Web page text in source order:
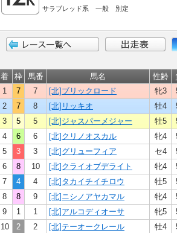
サラブレッド系 一般 別定
着 枠 馬番 馬名 性齢
1
7 7 [北]ブリックロード 牝3
2
7 8 [北]リッキオ 牡4
3
5 5 [北]ジャスパーメジャー 牡5
4
6 6 [北]クリノオスカル 牝4
5
3 3 [北]グリューフィア セ4
6
8 10 [北]クライオブデライト 牝4
7
4 4 [北]タカイチイチロウ 牡5
8
8 9 [北]ニシノアヤカマル 牝4
9
1 1 [北]アルコディオーサ 牝5
10
2 2 [北]テーオークレール 牡4